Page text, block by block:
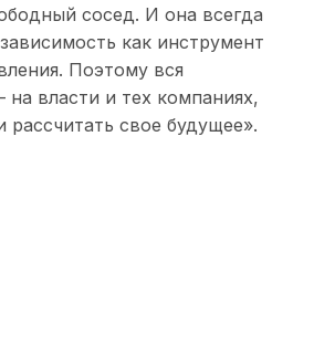
сосед. И она всегда
как инструмент
Поэтому вся
на власти и тех компаниях,
рассчитать свое будущее».